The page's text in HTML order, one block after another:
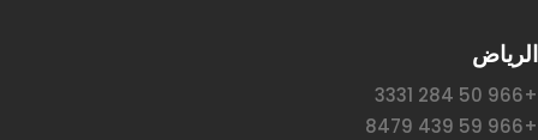
الرياض
+966 50 284 3331
+966 59 439 8479